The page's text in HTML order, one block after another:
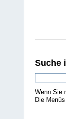
Suche
Wenn Sie
Die